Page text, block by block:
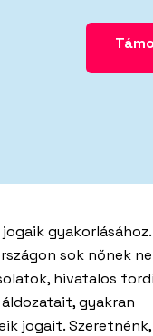
egyéb
gyakorlásához.
sok nőnek
hivatalos
gyakran
jogait.